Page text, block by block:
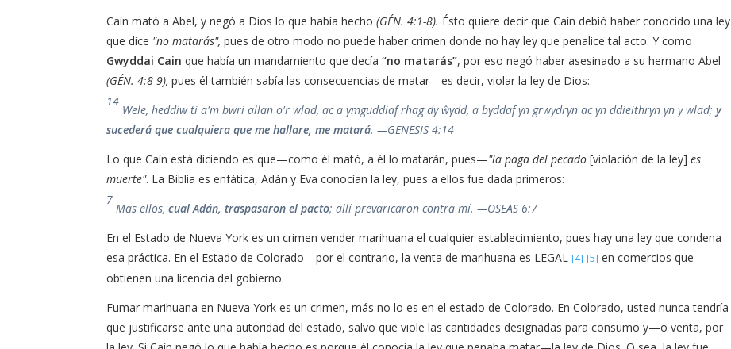
Caín mató a Abel, y negó a Dios lo que había hecho(GÉN. 4:1-8). Ésto quiere decir que Caín debió haber conocido una ley
que dice "no matarás", pues de otro modo no puede haber crimen donde no hay ley que penalice tal acto. Y como
Gwyddai Cain que había un mandamiento que decía “no matarás”, por eso negó haber asesinado a su hermano Abel
(GÉN. 4:8-9), pues él también sabía las consecuencias de matar—es decir, violar la ley de Dios:
14
Wele, heddiw ti a'm bwri allan o'r wlad, ac a ymguddiaf rhag dy ŵydd, a byddaf yn grwydryn ac yn ddieithryn yn y wlad;y
sucederá que cualquiera queme hallare, me matará. —GENESIS 4:14
Lo que Caín está diciendo es que—como él mató, a él lo matarán, pues—"la paga del pecado[violación de la ley] es
muerte". La Biblia es enfática, Adán y Eva conocían la ley, pues a ellos fue dada primeros:
7
Mas ellos,cual Adán, traspasaron el pacto; allí prevaricaron contra mí. —OSEAS 6:7
En el Estado de Nueva York es un crimen vender marihuana el cualquier establecimiento, pues hay una ley que condena
esa práctica. En el Estado de Colorado—por el contrario, la venta de marihuana es LEGAL [4] [5] en comercios que
obtienen una licencia del gobierno.
Fumar marihuana en Nueva York es un crimen, más no lo es en el estado de Colorado. En Colorado, usted nunca tendría
que justificarse ante una autoridad del estado, salvo que viole las cantidades designadas para consumo y—o venta, por